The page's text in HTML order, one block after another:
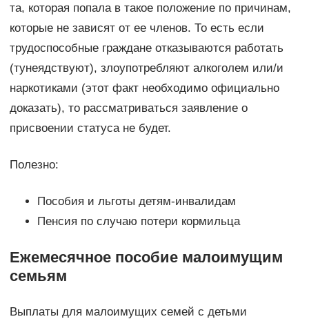
та, которая попала в такое положение по причинам,
которые не зависят от ее членов. То есть если
трудоспособные граждане отказываются работать
(тунеядствуют), злоупотребляют алкоголем или/и
наркотиками (этот факт необходимо официально
доказать), то рассматриваться заявление о
присвоении статуса не будет.
Полезно:
Пособия и льготы детям-инвалидам
Пенсия по случаю потери кормильца
Ежемесячное пособие малоимущим
семьям
Выплаты для малоимущих семей с детьми